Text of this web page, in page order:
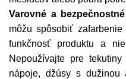
Varovné a
môžu spôsobiť
funkčnosť produktu a
Nepoužívajte pre
nápoje, džúsy s dužinou